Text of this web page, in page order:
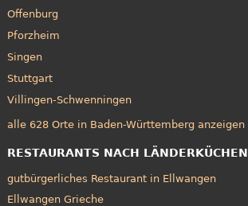
Offenburg
Pforzheim
Singen
Stuttgart
Villingen-Schwenningen
alle 628 Orte in Baden-Württemberg anzeigen
RESTAURANTS NACH LÄNDERKÜCHEN
gutbürgerliches Restaurant in Ellwangen
Ellwangen Grieche